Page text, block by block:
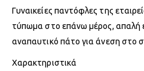
Γυναικείες παντόφλες της
τύπωμα στο επάνω μέρος, απαλή
αναπαυτικό πάτο για άνεση στο
Χαρακτηριστικά